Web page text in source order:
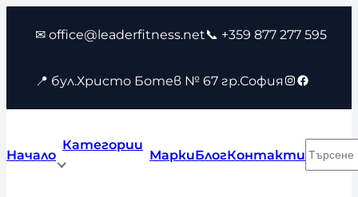
съдържанието
✉ office@leaderfitness.net📞 +359 877 277 595
📍 бул.Христо Ботев № 67 гр.София Instagram
Facebook
Начало
Категории
МаркиБлогКонтакти